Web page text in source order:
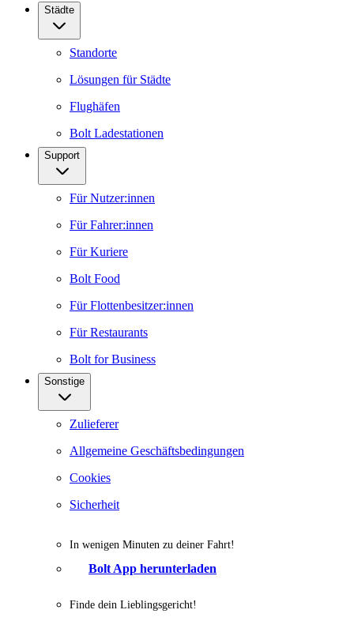
Städte
Standorte
Lösungen für Städte
Flughäfen
Bolt Ladestationen
Support
Für Nutzer:innen
Für Fahrer:innen
Für Kuriere
Bolt Food
Für Flottenbesitzer:innen
Für Restaurants
Bolt for Business
Sonstige
Zulieferer
Allgemeine Geschäftsbedingungen
Cookies
Sicherheit
In wenigen Minuten zu deiner Fahrt!
Bolt App herunterladen
Finde dein Lieblingsgericht!